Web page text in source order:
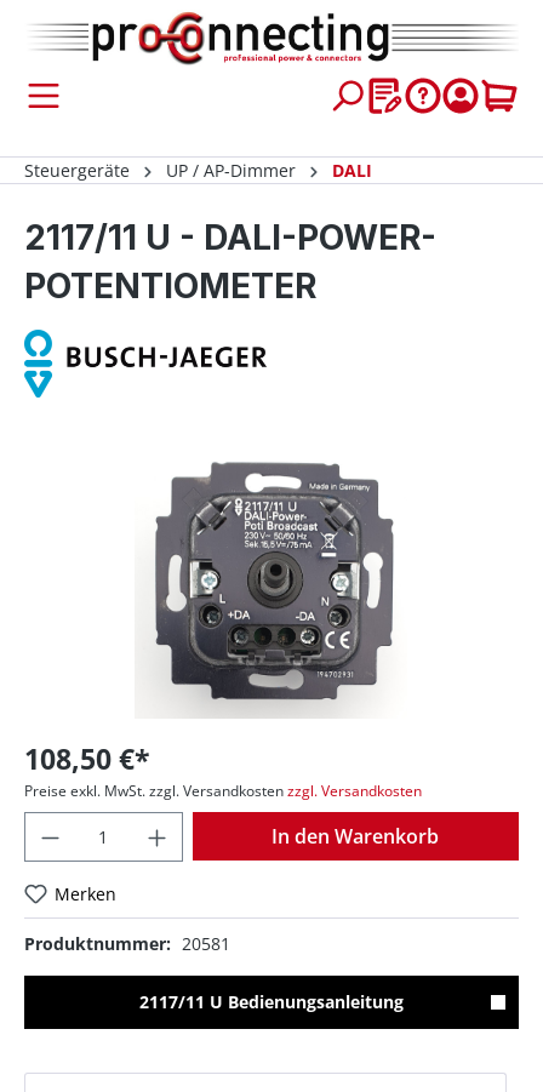
springen
Steuergeräte UP / AP-Dimmer DALI
2117/11 U - DALI-POWER-
POTENTIOMETER
108,50 €*
Preise exkl. MwSt. zzgl. Versandkostenzzgl. Versandkosten
In den Warenkorb
Merken
Produktnummer: 20581
2117/11 U Bedienungsanleitung